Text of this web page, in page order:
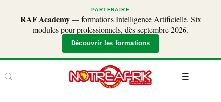
PARTENAIRE
RAF Academy— formations Intelligence Artificielle. Six
modules pour professionnels, dès septembre 2026.
Découvrir les formations